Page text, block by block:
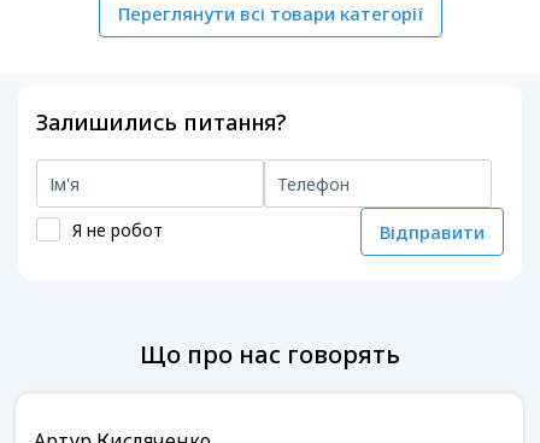
Переглянути всі товари категорії
Залишились питання?
Я не робот Відправити
Що про нас говорять